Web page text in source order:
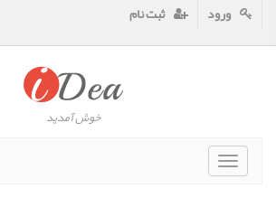
ورود ثبت نام
خوش آمدید
Toggle